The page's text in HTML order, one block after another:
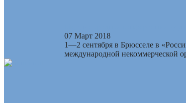
07 Март 2018
1—2 сентября в Брюсселе в
международной некоммерческой